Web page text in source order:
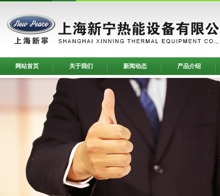
网站首页 关于我们 新闻动态 产品介绍